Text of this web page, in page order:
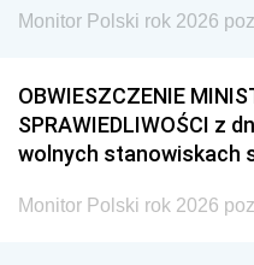
Monitor Polski rok 2026
OBWIESZCZENIE
SPRAWIEDLIWOŚCI z
wolnych stanowiskach
Monitor Polski rok 2026